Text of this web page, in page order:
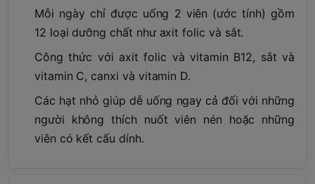
Mỗi ngày chỉ được uống 2 viên (ước tính) gồm
12 loại dưỡng chất như axit folic và sắt.
Công thức với axit folic và vitamin B12, sắt và
vitamin C, canxi và vitamin D.
Các hạt nhỏ giúp dễ uống ngay cả đối với những
người không thích nuốt viên nén hoặc những
viên có kết cấu dính.